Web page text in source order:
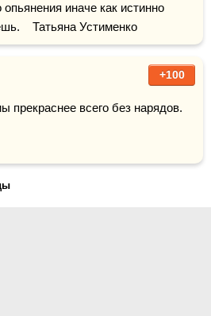
опьянения иначе как истинно
Татьяна Устименко
+100
прекраснее всего без нарядов.